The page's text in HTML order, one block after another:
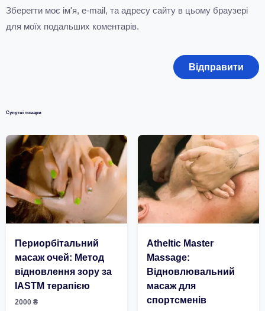
Зберегти моє ім'я, e-mail, та адресу сайту в цьому браузері
для моїх подальших коментарів.
Супутні товари
Периорбітальний
масаж очей: Метод
відновлення зору за
IASTM терапією
2000 ₴
Atheltic Master
Massage:
Відновлювальний
масаж для
спортсменів